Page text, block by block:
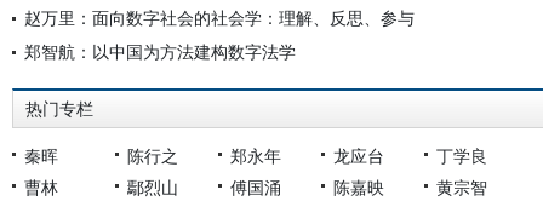
赵万里：面向数字社会的社会学：理解、反思、参与
郑智航：以中国为方法建构数字法学
热门专栏
秦晖 陈行之 郑永年 龙应台
丁学良
曹林
鄢烈山 傅国涌 陈嘉映
黄宗智